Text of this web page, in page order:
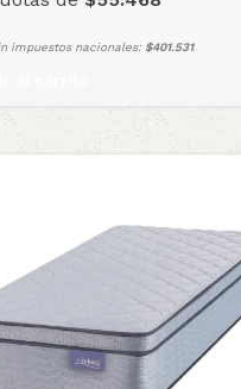
impuestos nacionales: $401.531